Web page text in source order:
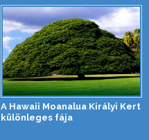
A Hawaii Moanalua Királyi Kert
különleges fája